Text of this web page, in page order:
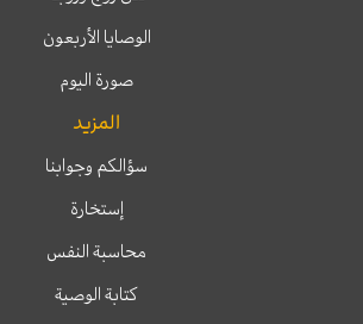
الوصايا الأربعون
صورة اليوم
المزيد
سؤالكم وجوابنا
إستخارة
محاسبة النفس
كتابة الوصية